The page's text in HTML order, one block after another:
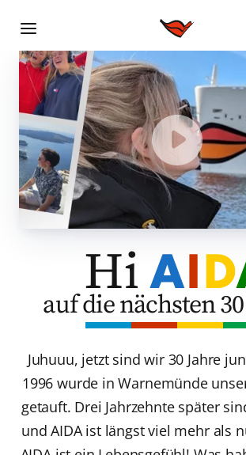
Hi
auf die nächsten
Juhuuu, jetzt sind wir 30 Jahre
1996 wurde in Warnemünde
getauft. Drei Jahrzehnte später
und AIDA ist längst viel mehr als